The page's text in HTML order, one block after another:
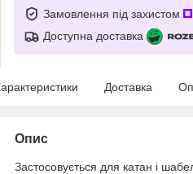
Замовлення під захистом
Доступна доставка
Доставка
Опис
Застосовується для катан і